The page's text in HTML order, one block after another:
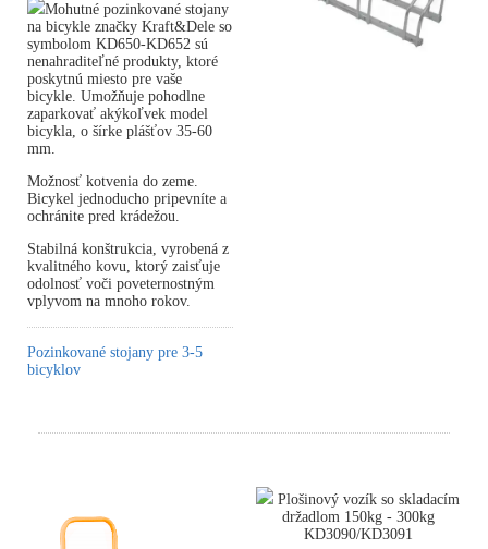
Mohutné pozinkované stojany
na bicykle značky Kraft&Dele so
symbolom KD650-KD652 sú
nenahraditeľné produkty, ktoré
poskytnú miesto pre vaše
bicykle. Umožňuje pohodlne
zaparkovať akýkoľvek model
bicykla, o šírke plášťov 35-60
mm.
Možnosť kotvenia do zeme.
Bicykel jednoducho pripevníte a
ochránite pred krádežou.
Stabilná konštrukcia, vyrobená z
kvalitného kovu, ktorý zaisťuje
odolnosť voči poveternostným
vplyvom na mnoho rokov.
Pozinkované stojany pre 3-5
bicyklov
Plošinový vozík so skladacím
držadlom 150kg - 300kg
KD3090/KD3091